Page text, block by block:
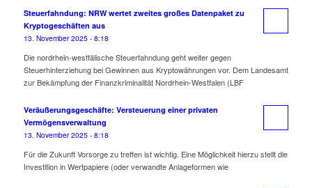
Steuerfahndung: NRW wertet zweites großes Datenpaket zu
Kryptogeschäften aus
13. November 2025 - 8:18
Die nordrhein-westfälische Steuerfahndung geht weiter gegen
Steuerhinterziehung bei Gewinnen aus Kryptowährungen vor. Dem Landesamt
zur Bekämpfung der Finanzkriminalität Nordrhein-Westfalen (LBF
Veräußerungsgeschäfte: Versteuerung einer privaten
Vermögensverwaltung
13. November 2025 - 8:18
Für die Zukunft Vorsorge zu treffen ist wichtig. Eine Möglichkeit hierzu stellt die
Investition in Wertpapiere (oder verwandte Anlageformen wie